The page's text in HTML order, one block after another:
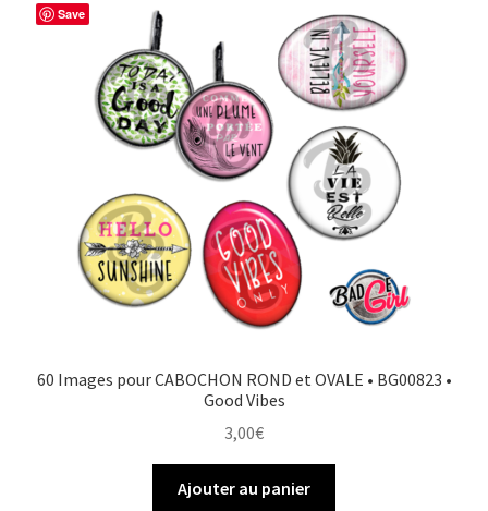
Save
60 Images pour CABOCHON ROND et OVALE • BG00823 •
Good Vibes
3,00€
Ajouter au panier